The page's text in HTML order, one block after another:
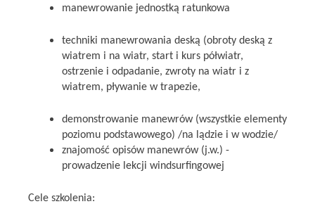
manewrowanie jednostką ratunkowa
techniki manewrowania deską (obroty deską z
wiatrem i na wiatr, start i kurs półwiatr,
ostrzenie i odpadanie, zwroty na wiatr i z
wiatrem, pływanie w trapezie,
demonstrowanie manewrów (wszystkie elementy
poziomu podstawowego) /na lądzie i w wodzie/
znajomość opisów manewrów (j.w.) -
prowadzenie lekcji windsurfingowej
Cele szkolenia: